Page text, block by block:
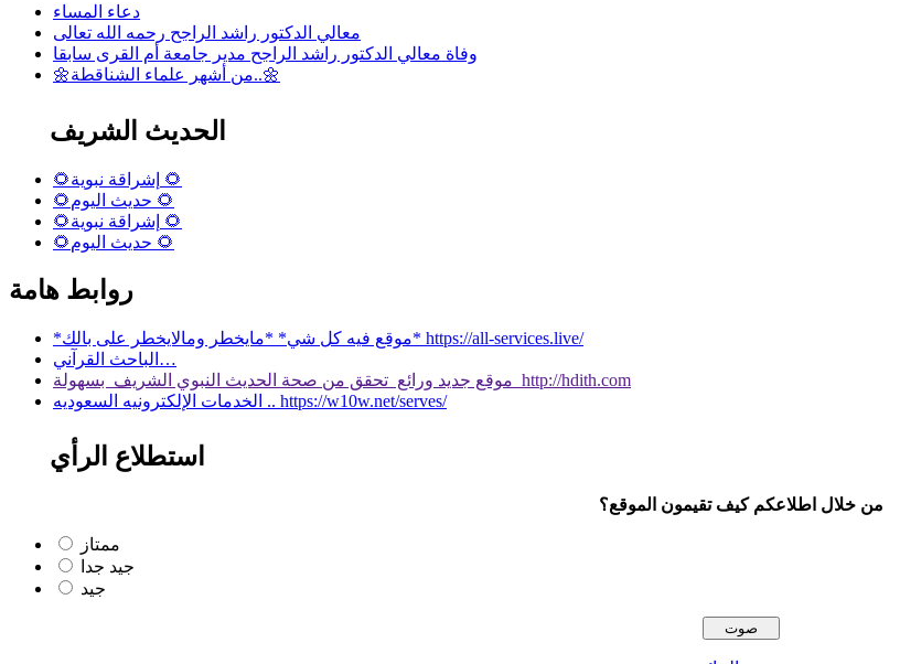
دعاء المساء
معالي الدكتور راشد الراجح رحمه الله تعالى
وفاة معالي الدكتور راشد الراجح مدير جامعة أم القرى سابقا
🌼من أشهر علماء الشناقطة..🌼
الحديث الشريف
🌻إشراقة نبوية 🌻
🌻حديث اليوم 🌻
🌻إشراقة نبوية 🌻
🌻حديث اليوم 🌻
روابط هامة
*موقع فيه كل شي* *مايخطر ومالايخطر على بالك* https://all-services.live/
الباحث القرآني…
موقع جديد ورائع تحقق من صحة الحديث النبوي الشريف بسهولة http://hdith.com
الخدمات الإلكترونيه السعوديه .. https://w10w.net/serves/
استطلاع الرأي
من خلال اطلاعكم كيف تقيمون الموقع؟
ممتاز
جيد جدا
جيد